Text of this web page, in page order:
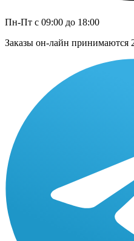
Пн-Пт с 09:00 до 18:00
Заказы он-лайн принимаются